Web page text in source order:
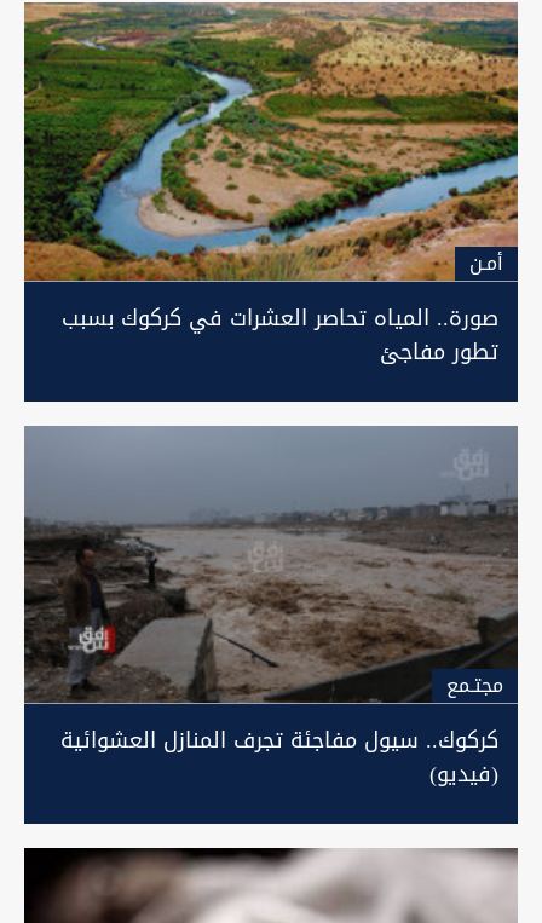
أمـن
صورة.. المياه تحاصر العشرات في كركوك بسبب
تطور مفاجئ
مجتـمع
كركوك.. سيول مفاجئة تجرف المنازل العشوائية
(فيديو)